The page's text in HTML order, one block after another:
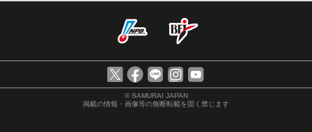
© SAMURAI JAPAN
掲載の情報・画像等の無断転載を固く禁じます